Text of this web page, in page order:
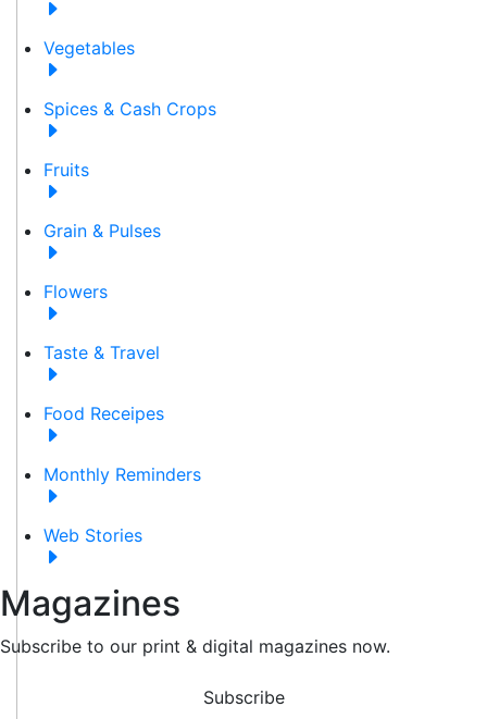
Vegetables
Spices & Cash Crops
Fruits
Grain & Pulses
Flowers
Taste & Travel
Food Receipes
Monthly Reminders
Web Stories
Magazines
Subscribe to our print & digital magazines now.
Subscribe